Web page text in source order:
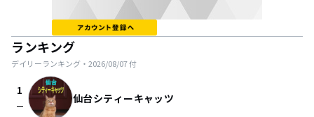
ランキング
デイリーランキング・ 2026/08/07付
1
check_indeterminate_small 仙台シティーキャッツ